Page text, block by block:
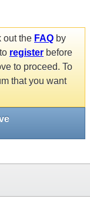
out the FAQ by
register before
to proceed. To
that you want